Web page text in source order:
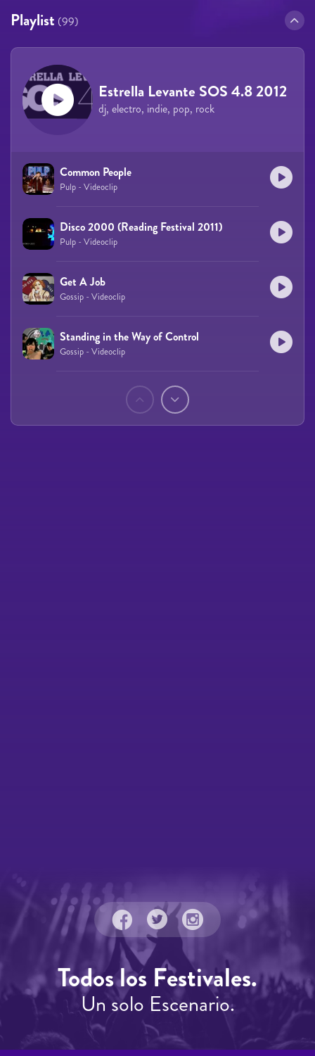
Playlist (99)
Estrella Levante SOS 4.8 2012
dj, electro, indie, pop, rock
Common People
Pulp - Videoclip
Disco 2000 (Reading Festival 2011)
Pulp - Videoclip
Get A Job
Gossip - Videoclip
Standing in the Way of Control
Gossip - Videoclip
Todos los Festivales.
Un solo Escenario.